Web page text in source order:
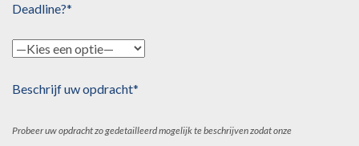
Deadline?*
Beschrijf uw opdracht*
Probeer uw opdracht zo gedetailleerd mogelijk te beschrijven zodat onze